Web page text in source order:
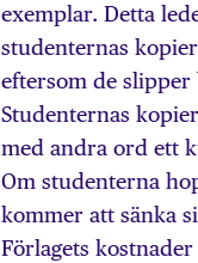
exemplar. Detta
studenternas
eftersom de
Studenternas
med andra ord ett
Om studenterna
kommer att sänka
Förlagets